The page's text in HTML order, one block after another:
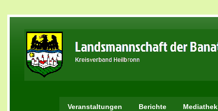
Veranstaltungen Berichte Mediathek